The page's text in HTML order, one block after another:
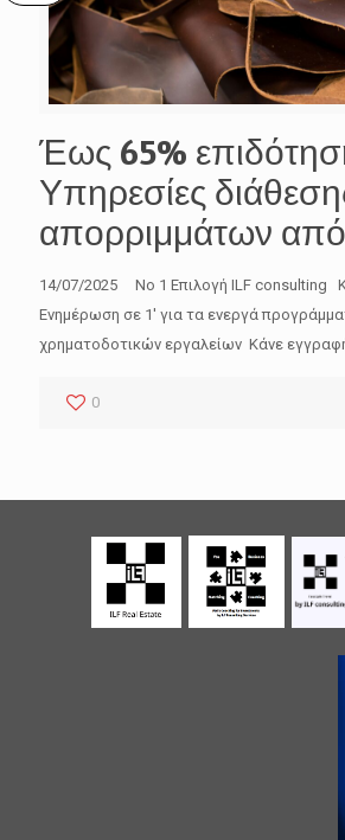
Έως 65%
Υπηρεσίες
απορριμμάτων
14/07/2025 No 1 Επιλογή ILF consulting
Ενημέρωση σε 1′ για τα ενεργά
χρηματοδοτικών εργαλείων Κάνε
0